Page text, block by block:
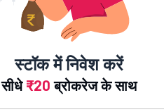
स्टॉक में निवेश करें
सीधे₹20ब्रोकरेज के साथ